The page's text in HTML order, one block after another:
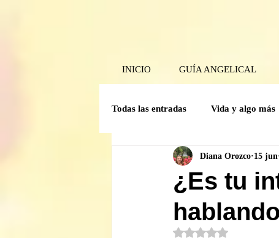
INICIO GUÍA ANGELICAL
Todas las entradas Vida y algo más
Poder Interior Mensaje
Guía Mensual Herramientas
¿Es tu
Diana Orozco 15 jun
Obtuvo NaN de 5